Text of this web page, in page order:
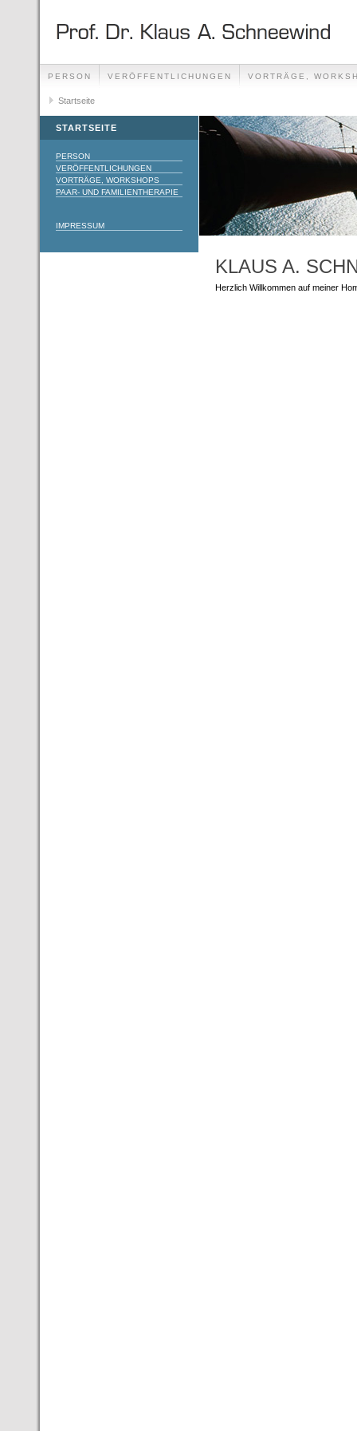
PERSON VERÖFFENTLICHUNGEN VORTRÄGE,
Startseite
STARTSEITE
PERSON
VERÖFFENTLICHUNGEN
VORTRÄGE, WORKSHOPS
PAAR- UND FAMILIENTHERAPIE
IMPRESSUM
KLAUS A.
Herzlich Willkommen auf meiner